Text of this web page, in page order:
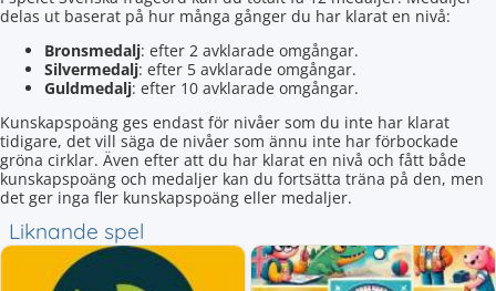
delas ut baserat på hur många gånger du har klarat en nivå:
Bronsmedalj: efter 2 avklarade omgångar.
Silvermedalj: efter 5 avklarade omgångar.
Guldmedalj: efter 10 avklarade omgångar.
Kunskapspoäng ges endast för nivåer som du inte har klarat
tidigare, det vill säga de nivåer som ännu inte har förbockade
gröna cirklar. Även efter att du har klarat en nivå och fått både
kunskapspoäng och medaljer kan du fortsätta träna på den, men
det ger inga fler kunskapspoäng eller medaljer.
Liknande spel